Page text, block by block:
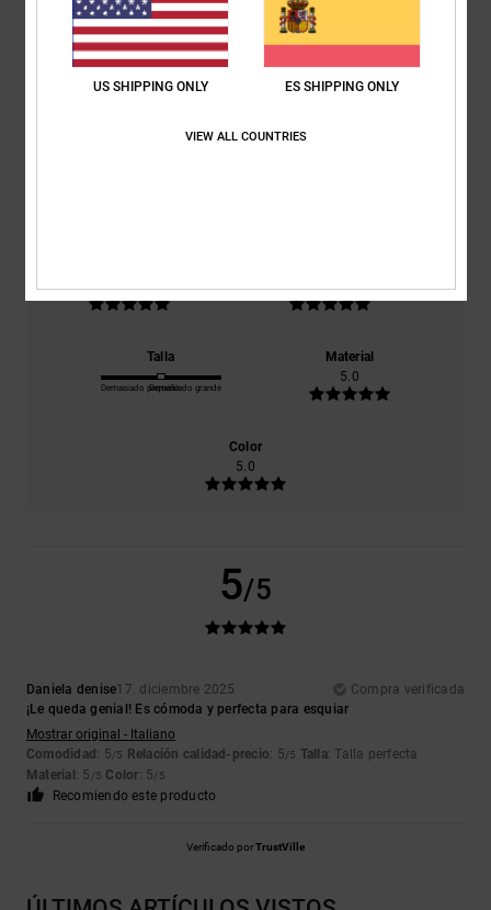
Puntuación media
5.0
5.0
5.0
Talla
Demasiado pequeñoDemasiado grande
Material
5.0
Color
5.0
5/5
Daniela denise17. diciembre 2025
Compra verificada
¡Le queda genial! Es cómoda y perfecta para esquiar
Mostrar original - Italiano
Comodidad : 5/5 Relación calidad-precio: 5/5 Talla: Talla perfecta
Material : 5 /5 Color: 5/5
Recomiendo este producto
Verificado porTrustVille
US SHIPPING ONLY ES SHIPPING ONLY
VIEW ALL COUNTRIES